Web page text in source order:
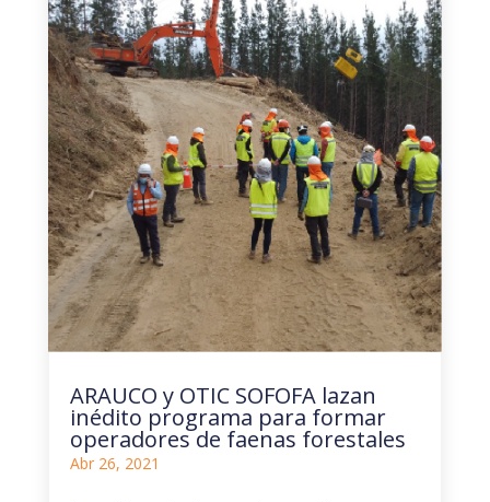
ARAUCO y OTIC SOFOFA lazan
inédito programa para formar
operadores de faenas forestales
Abr 26, 2021